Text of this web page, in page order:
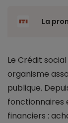
La
Le Crédit
organisme
publique.
fonctionnaires
financiers :